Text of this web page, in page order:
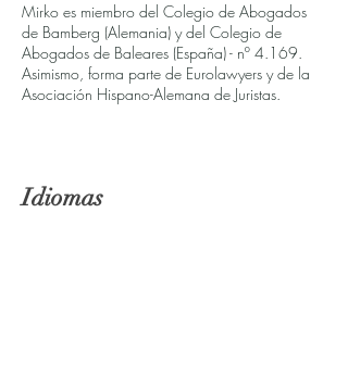
Mirko es miembro del Colegio de Abogados
de Bamberg (Alemania) y del Colegio de
Abogados de Baleares (España) - nº 4.169.
Asimismo, forma parte de Eurolawyers y de la
Asociación Hispano-Alemana de Juristas.
Idiomas